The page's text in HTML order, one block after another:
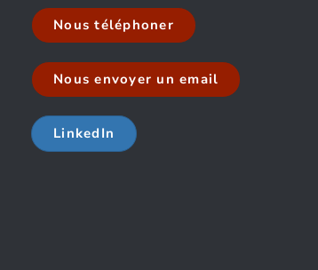
Nous téléphoner
Nous envoyer un email
LinkedIn